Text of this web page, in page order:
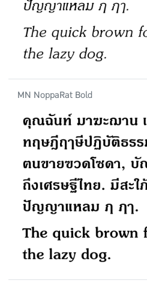
MN NoppaRat Bold